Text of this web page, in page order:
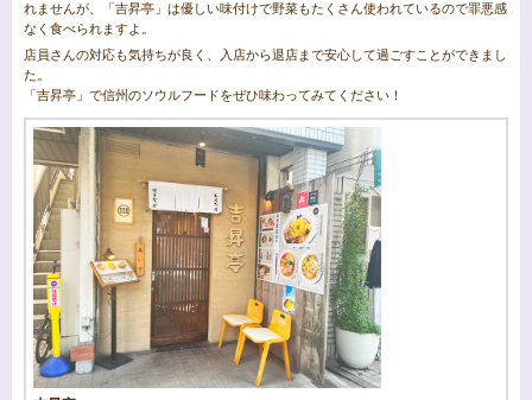
れませんが、「吉昇亭」は優しい味付けで野菜もたくさん使われているので罪悪感
なく食べられますよ。
店員さんの対応も気持ちが良く、入店から退店まで安心して過ごすことができまし
た。
「吉昇亭」で信州のソウルフードをぜひ味わってみてください！